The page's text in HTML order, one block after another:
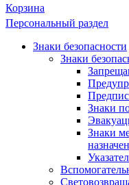
Корзина
Персональный раздел
Знаки безопасности
Знаки
Знаки
Знаки